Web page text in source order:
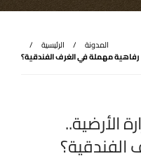
الرئيسية
المدونة
رفاهية مهملة في الغرف الفندقية؟
الأرضية..